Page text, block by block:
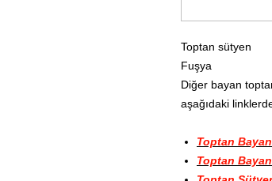
Toptan sütyen
Fuşya
Diğer bayan
aşağıdaki
Toptan
Toptan